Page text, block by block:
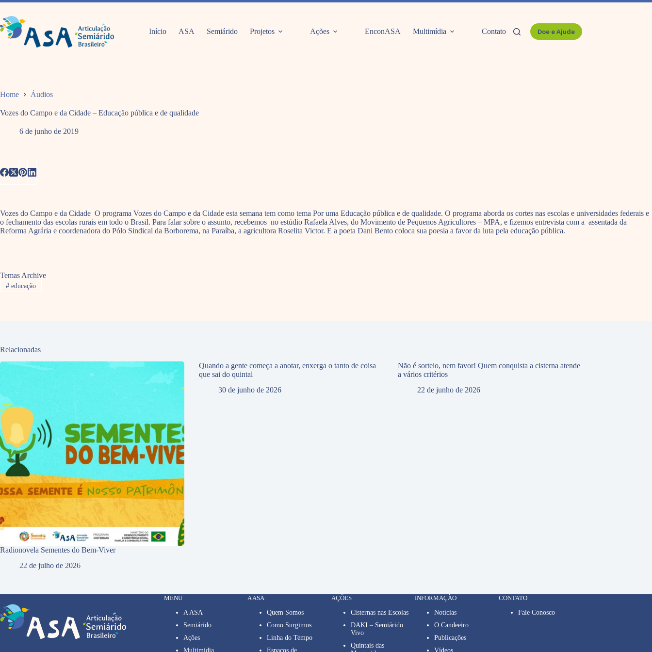
Pular
o
conteúdo
Início ASA Semiárido Projetos Ações EnconASA Multimídia Contato Doe e Ajude
Home Áudios
Vozes do Campo e da Cidade – Educação pública e de qualidade
6 de junho de 2019
Vozes do Campo e da Cidade O programa Vozes do Campo e da Cidade esta semana tem como tema Por uma Educação pública e de qualidade. O programa aborda os cortes nas escolas e universidades federais e
o fechamento das escolas rurais em todo o Brasil. Para falar sobre o assunto, recebemos no estúdio Rafaela Alves, do Movimento de Pequenos Agricultores – MPA, e fizemos entrevista com a assentada da
Reforma Agrária e coordenadora do Pólo Sindical da Borborema, na Paraíba, a agricultora Roselita Victor. E a poeta Dani Bento coloca sua poesia a favor da luta pela educação pública.
Temas Archive
#educação
Relacionadas
Radionovela Sementes do Bem-Viver
22 de julho de 2026
Quando a gente começa a anotar, enxerga o tanto de coisa
que sai do quintal
30 de junho de 2026
Não é sorteio, nem favor! Quem conquista a cisterna atende
a vários critérios
22 de junho de 2026
MENU
A ASA
Semiárido
Ações
Multimídia
A ASA
Quem Somos
Como Surgimos
Linha do Tempo
Espaços de
AÇÕES
Cisternas nas Escolas
DAKI – Semiárido
Vivo
Quintais das
INFORMAÇÃO
Notícias
O Candeeiro
Publicações
Vídeos
CONTATO
Fale Conosco